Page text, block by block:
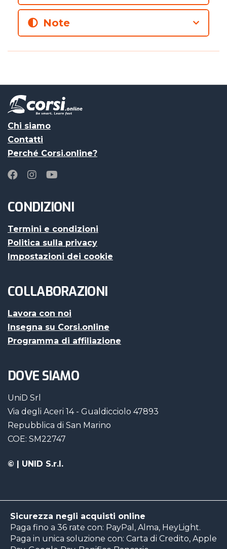
Note
Chi siamo
Contatti
Perché Corsi.online?
CONDIZIONI
Termini e condizioni
Politica sulla privacy
Impostazioni dei cookie
COLLABORAZIONI
Lavora con noi
Insegna su Corsi.online
Programma di affiliazione
DOVE SIAMO
UniD Srl
Via degli Aceri 14 - Gualdicciolo 47893
Repubblica di San Marino
COE: SM22747
© | UNID S.r.l.
Sicurezza negli acquisti online
Paga fino a 36 rate con: PayPal, Alma, HeyLight.
Paga in unica soluzione con: Carta di Credito, Apple